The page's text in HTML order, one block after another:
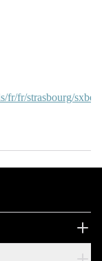
fr/fr/strasbourg/